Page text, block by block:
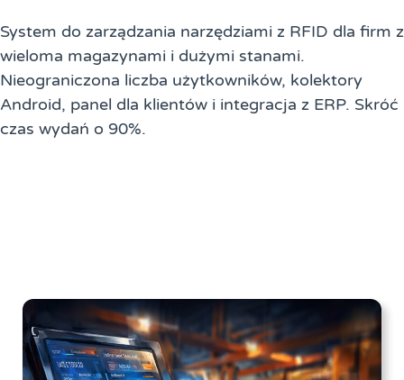
System do zarządzania narzędziami z RFID dla firm z
wieloma magazynami i dużymi stanami.
Nieograniczona liczba użytkowników, kolektory
Android, panel dla klientów i integracja z ERP. Skróć
czas wydań o 90%.